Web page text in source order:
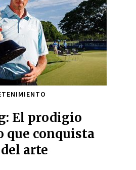
El prodigio
que conquista
arte